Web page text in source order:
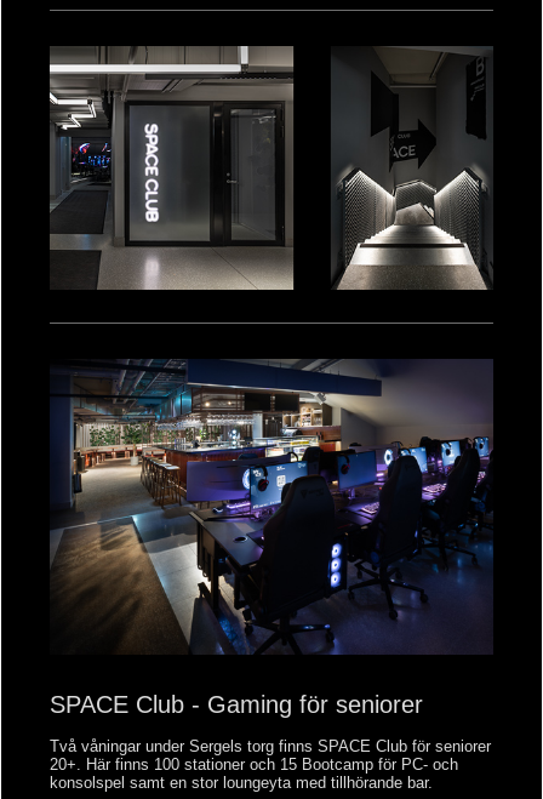
SPACE Club - Gaming för seniorer
Två våningar under Sergels torg finns SPACE Club för seniorer
20+. Här finns 100 stationer och 15 Bootcamp för PC- och
konsolspel samt en stor loungeyta med tillhörande bar.